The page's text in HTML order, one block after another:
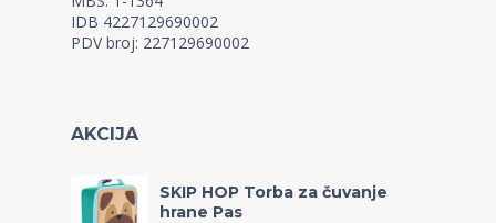
IDB 4227129690002
PDV broj: 227129690002
AKCIJA
SKIP HOP Torba za čuvanje
hrane Pas